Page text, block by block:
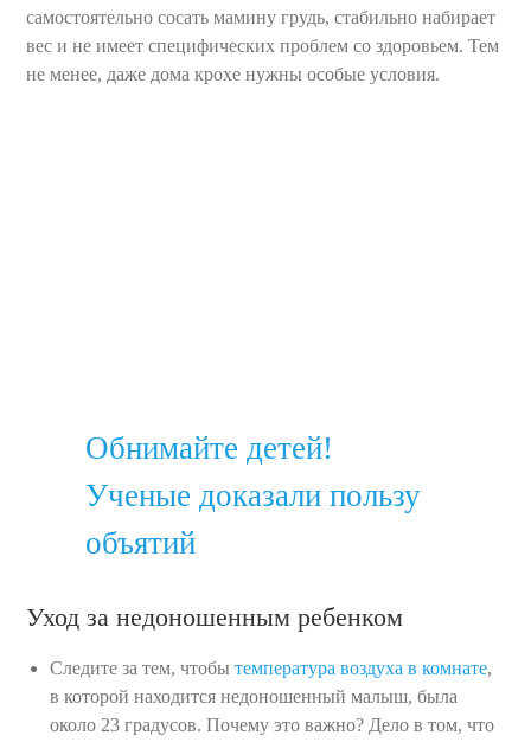
самостоятельно сосать мамину грудь, стабильно набирает
вес и не имеет специфических проблем со здоровьем. Тем
не менее, даже дома крохе нужны особые условия.
Обнимайте детей!
Ученые доказали пользу
объятий
Уход за недоношенным ребенком
Следите за тем, чтобытемпература воздуха в комнате,
в которой находится недоношенный малыш, была
около 23 градусов. Почему это важно? Дело в том, что